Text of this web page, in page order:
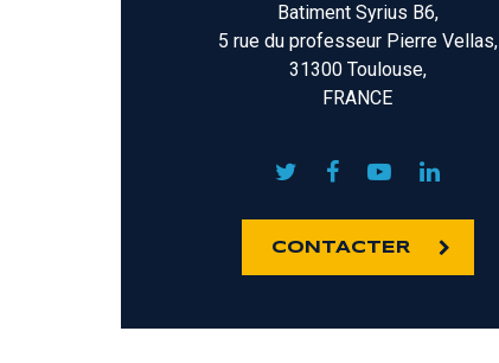
Batiment Syrius B6,
5 rue du professeur Pierre Vellas,
31300 Toulouse,
FRANCE
CONTACTER